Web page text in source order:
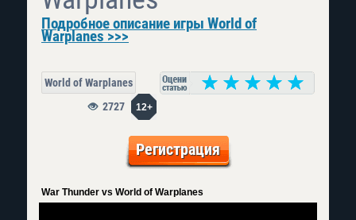
Подробное описание игры World of
Warplanes >>>
World of Warplanes
12+
2727
Регистрация
War Thunder vs World of Warplanes